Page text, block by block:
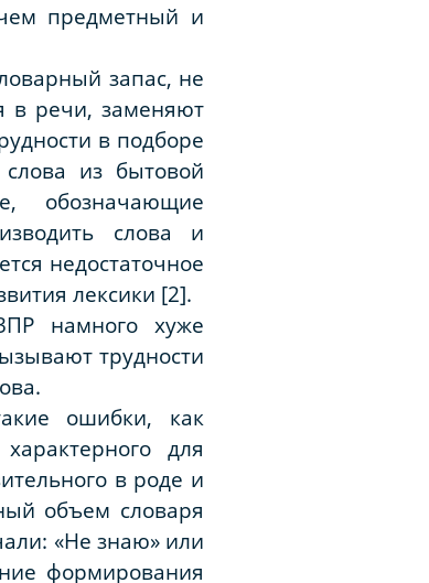
предметный и
запас, не
в речи, заменяют
в подборе
из бытовой
обозначающие
слова и
недостаточное
лексики [2].
намного хуже
трудности
ошибки, как
для
в роде и
объем словаря
«Не знаю» или
формирования